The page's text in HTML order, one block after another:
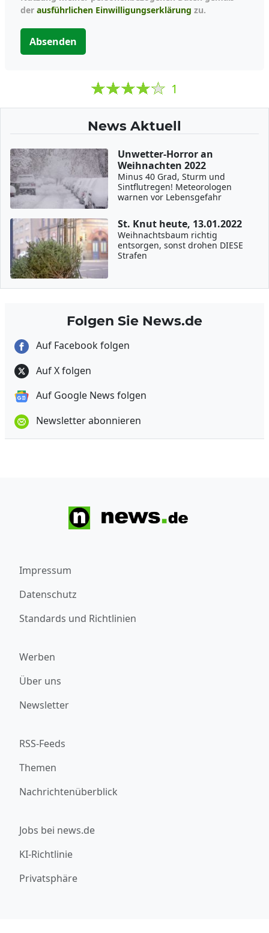
der ausführlichen Einwilligungserklärung zu.
Absenden
1
News Aktuell
Unwetter-Horror an
Weihnachten 2022
Minus 40 Grad, Sturm und
Sintflutregen! Meteorologen
warnen vor Lebensgefahr
St. Knut heute, 13.01.2022
Weihnachtsbaum richtig
entsorgen, sonst drohen DIESE
Strafen
Folgen Sie News.de
Auf Facebook folgen
Auf X folgen
Auf Google News folgen
Newsletter abonnieren
Impressum
Datenschutz
Standards und Richtlinien
Werben
Über uns
Newsletter
RSS-Feeds
Themen
Nachrichtenüberblick
Jobs bei news.de
KI-Richtlinie
Privatsphäre